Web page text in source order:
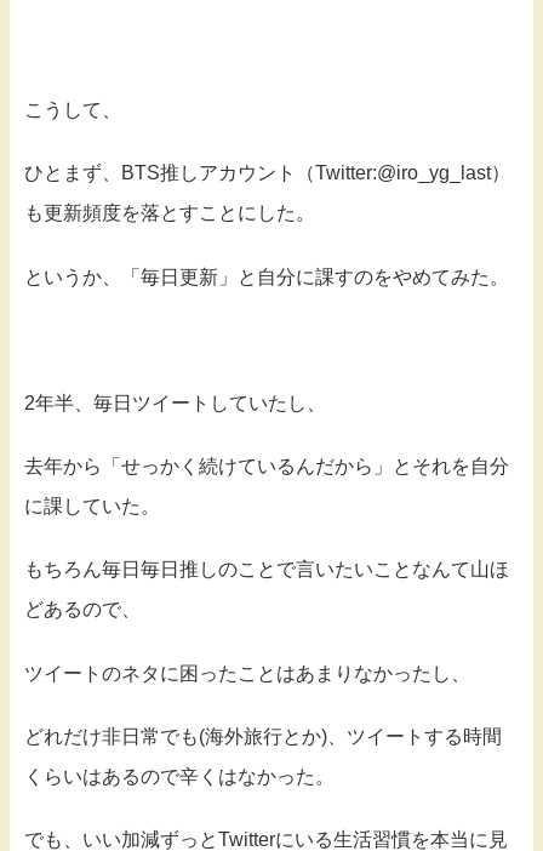
こうして、
ひとまず、BTS推しアカウント（Twitter:@iro_yg_last）
も更新頻度を落とすことにした。
というか、「毎日更新」と自分に課すのをやめてみた。
2年半、毎日ツイートしていたし、
去年から「せっかく続けているんだから」とそれを自分
に課していた。
もちろん毎日毎日推しのことで言いたいことなんて山ほ
どあるので、
ツイートのネタに困ったことはあまりなかったし、
どれだけ非日常でも(海外旅行とか)、ツイートする時間
くらいはあるので辛くはなかった。
でも、いい加減ずっとTwitterにいる生活習慣を本当に見